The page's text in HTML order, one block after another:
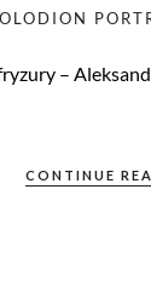
–
CONTINUE